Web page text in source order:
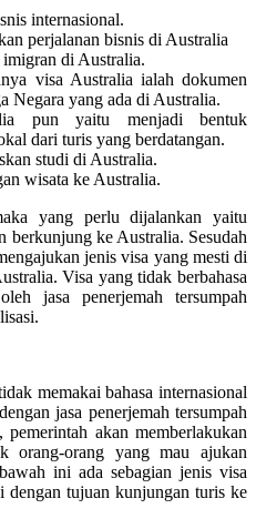
internasional.
perjalanan bisnis di Australia
di Australia.
visa Australia ialah dokumen
Negara yang ada di Australia.
pun yaitu menjadi bentuk
dari turis yang berdatangan.
studi di Australia.
wisata ke Australia.
yang perlu dijalankan yaitu
berkunjung ke Australia. Sesudah
jenis visa yang mesti di
Visa yang tidak berbahasa
jasa penerjemah tersumpah
memakai bahasa internasional
jasa penerjemah tersumpah
akan memberlakukan
orang-orang yang mau ajukan
ini ada sebagian jenis visa
dengan tujuan kunjungan turis ke